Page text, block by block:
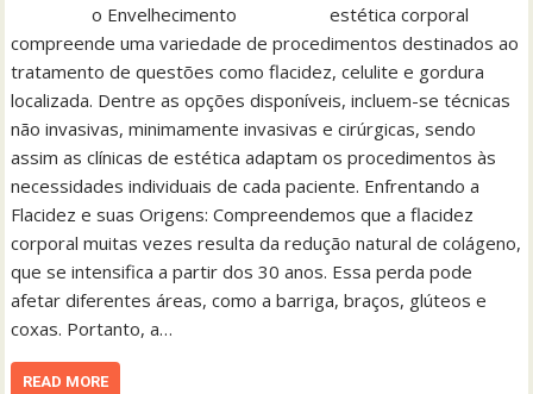
estética corporal
compreende uma variedade de procedimentos destinados ao
tratamento de questões como flacidez, celulite e gordura
localizada. Dentre as opções disponíveis, incluem-se técnicas
não invasivas, minimamente invasivas e cirúrgicas, sendo
assim as clínicas de estética adaptam os procedimentos às
necessidades individuais de cada paciente. Enfrentando a
Flacidez e suas Origens: Compreendemos que a flacidez
corporal muitas vezes resulta da redução natural de colágeno,
que se intensifica a partir dos 30 anos. Essa perda pode
afetar diferentes áreas, como a barriga, braços, glúteos e
coxas. Portanto, a…
READ MORE